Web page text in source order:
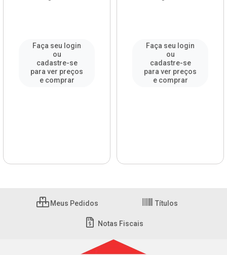
Faça seu login
ou
cadastre-se
para ver preços
e comprar
Faça seu login
ou
cadastre-se
para ver preços
e comprar
Meus Pedidos Títulos
Notas Fiscais